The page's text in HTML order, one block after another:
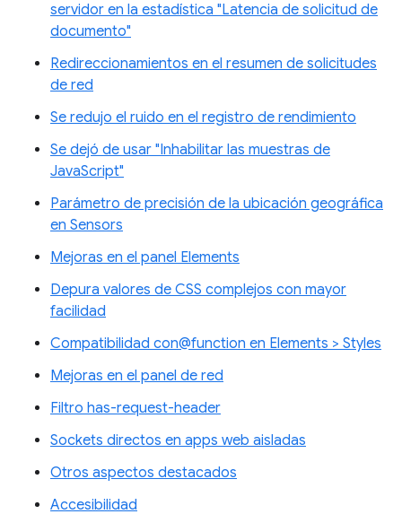
servidor en la estadística "Latencia de solicitud de
documento"
Redireccionamientos en el resumen de solicitudes
de red
Se redujo el ruido en el registro de rendimiento
Se dejó de usar "Inhabilitar las muestras de
JavaScript"
Parámetro de precisión de la ubicación geográfica
en Sensors
Mejoras en el panel Elements
Depura valores de CSS complejos con mayor
facilidad
Compatibilidad con@function en Elements > Styles
Mejoras en el panel de red
Filtro has-request-header
Sockets directos en apps web aisladas
Otros aspectos destacados
Accesibilidad